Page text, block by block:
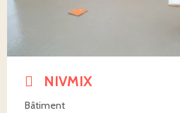
NIVMIX
Bâtiment